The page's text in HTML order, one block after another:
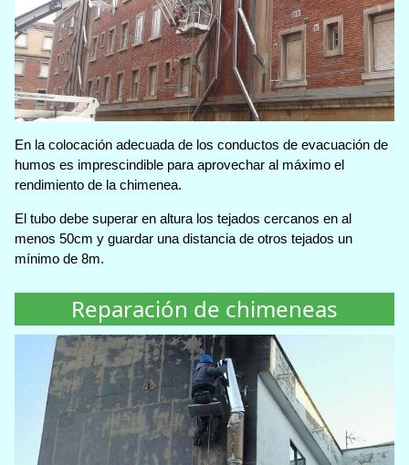
En la colocación adecuada de los conductos de evacuación de
humos es imprescindible para aprovechar al máximo el
rendimiento de la chimenea.
El tubo debe superar en altura los tejados cercanos en al
menos 50cm y guardar una distancia de otros tejados un
mínimo de 8m.
Reparación de chimeneas